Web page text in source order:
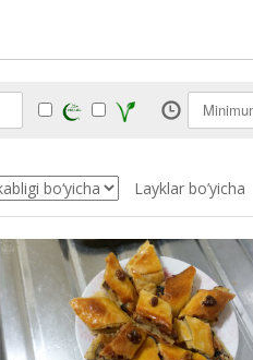
Layklar bo’yicha